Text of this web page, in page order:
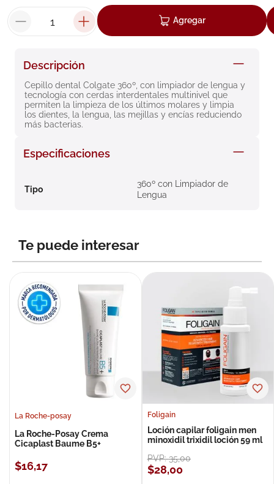
Agregar
Descripción
Cepillo dental Colgate 360º, con limpiador de lengua y
tecnología con cerdas interdentales multinivel que
permiten la limpieza de los últimos molares y limpia
los dientes, la lengua, las mejillas y encías reduciendo
más bacterias.
Especificaciones
Tipo
360º con Limpiador de
Lengua
Te puede interesar
La Roche-posay
La Roche-Posay Crema
Cicaplast Baume B5+
$16,17
Foligain
Loción capilar foligain men
minoxidil trixidil loción 59 ml
PVP:35,00
$28,00
5. cerave
roche posay
9. nivea
10 .pañales